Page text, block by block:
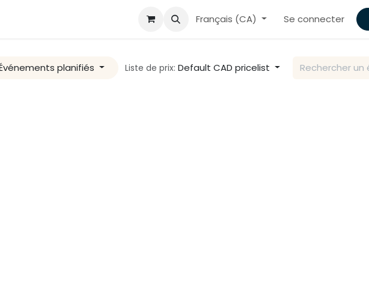
Support InfolettreFrançais (CA) Se connecter
planifiés Liste de prix: Default CAD pricelist